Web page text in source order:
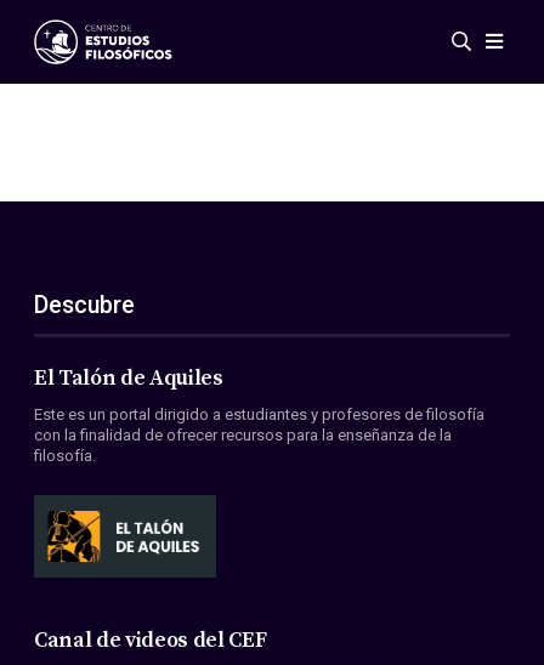
Eventos
ES
EN
Acerca de nosotros
Miembros
Convenios
Descubre
El Talón de Aquiles
Este es un portal dirigido a estudiantes y profesores de filosofía
con la finalidad de ofrecer recursos para la enseñanza de la
filosofía.
Canal de videos del CEF